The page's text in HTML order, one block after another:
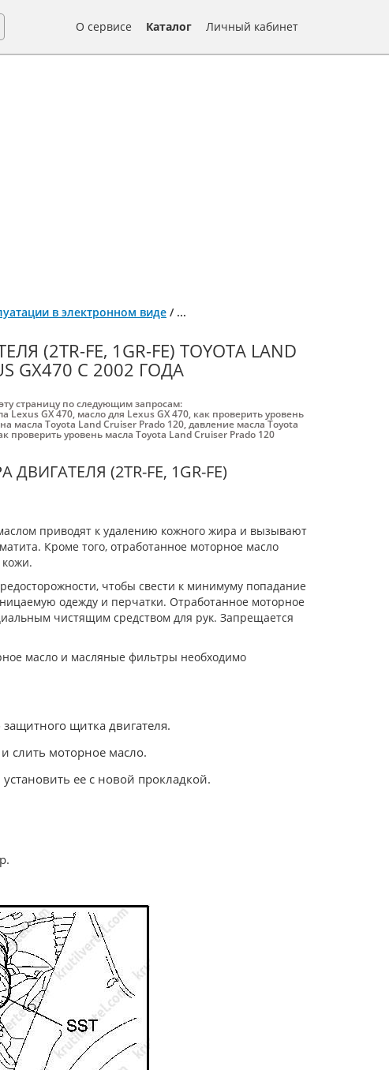
О сервисе Каталог Личный кабинет
в электронном виде / ...
FE, 1GR-FE) TOYOTA LAND
GX470 С 2002 ГОДА
страницу по следующим запросам:
Lexus GX 470, масло для Lexus GX 470, как проверить уровень
масла Toyota Land Cruiser Prado 120,давление масла Toyota
проверить уровень масла Toyota Land Cruiser Prado 120
(2TR-FE, 1GR-FE)
приводят к удалению кожного жира и вызывают
Кроме того, отработанное моторное масло
чтобы свести к минимуму попадание
одежду и перчатки. Отработанное моторное
чистящим средством для рук. Запрещается
масло и масляные фильтры необходимо
щитка двигателя.
слить моторное масло.
ее с новой прокладкой.